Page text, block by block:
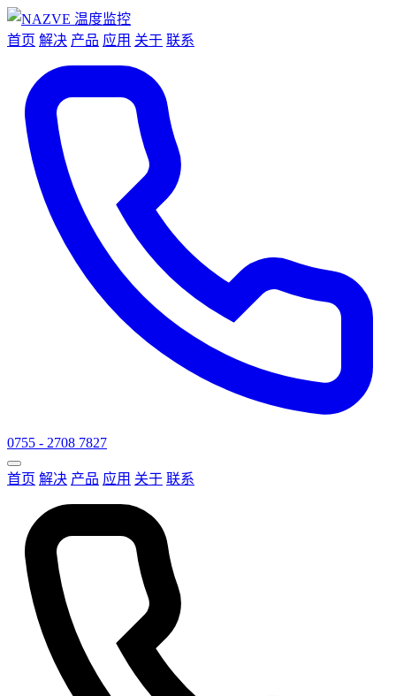
首页 解决 产品 应用 关于 联系
0755 - 2708 7827
首页 解决 产品 应用 关于 联系